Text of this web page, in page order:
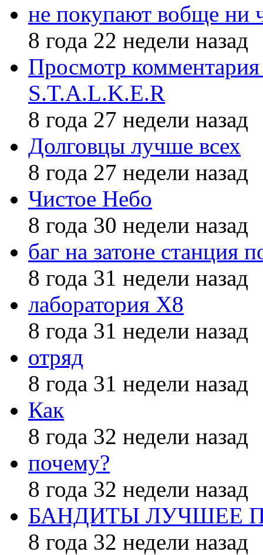
не покупают вобще ни
8 года 22 недели назад
Просмотр
S.T.A.L.K.E.R
8 года 27 недели назад
Долговцы лучше всех
8 года 27 недели назад
Чистое Небо
8 года 30 недели назад
баг на затоне станция
8 года 31 недели назад
лаборатория X8
8 года 31 недели назад
отряд
8 года 31 недели назад
Как
8 года 32 недели назад
почему?
8 года 32 недели назад
БАНДИТЫ ЛУЧШЕЕ
8 года 32 недели назад